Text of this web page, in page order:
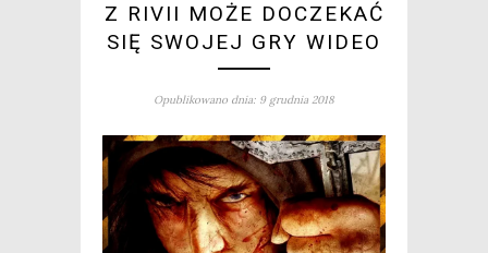
Z RIVII MOŻE DOCZEKAĆ
SIĘ SWOJEJ GRY WIDEO
Opublikowano dnia: 9 grudnia 2018